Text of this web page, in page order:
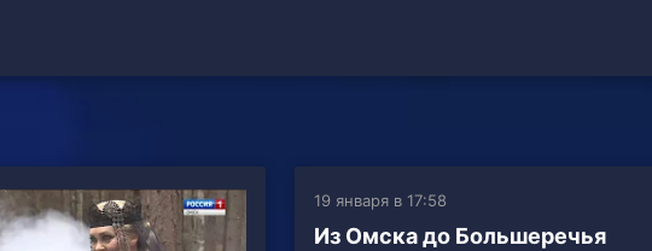
19 января в 17:58
Из Омска до Большеречья